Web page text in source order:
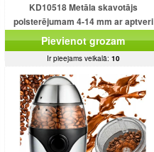
KD10518 Metāla skavotājs
polsterējumam 4-14 mm ar aptveri
150 skavām
Pievienot grozam
Ir pieejams veikalā: 10